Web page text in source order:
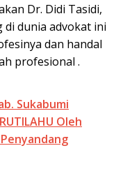
Dr. Didi Tasidi,
di dunia advokat ini
dan handal
profesional .
Sukabumi
Oleh